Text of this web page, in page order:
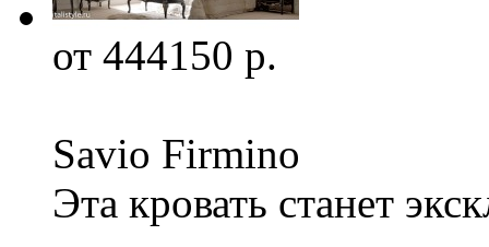
от 444150 р.
Savio Firmino
Эта кровать станет